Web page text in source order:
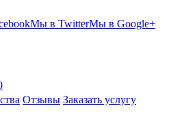
Мы в TwitterМы в Google+
Отзывы Заказать услугу